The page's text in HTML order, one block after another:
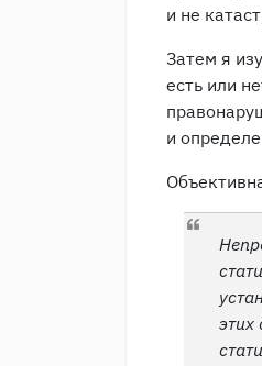
и не
Затем я
есть или
и
этих